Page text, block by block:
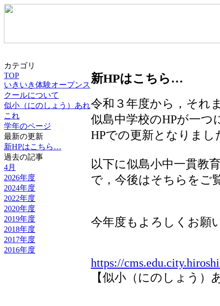
カテゴリ
TOP
いきいき体験オープンス
クールについて
似小（にのしょう）あれ
これ
学年のページ
最新の更新
新HPはこちら…
過去の記事
4月
2026年度
2024年度
2022年度
2020年度
2019年度
2018年度
2017年度
2016年度
新HPはこちら…
令和３年度から，それ
似島中学校のHPが一つ
HPでの更新となりまし
以下に似島小中一貫教
で，今後はそちらをご
今年度もよろしくお願
https://
【似小（にのしょう）